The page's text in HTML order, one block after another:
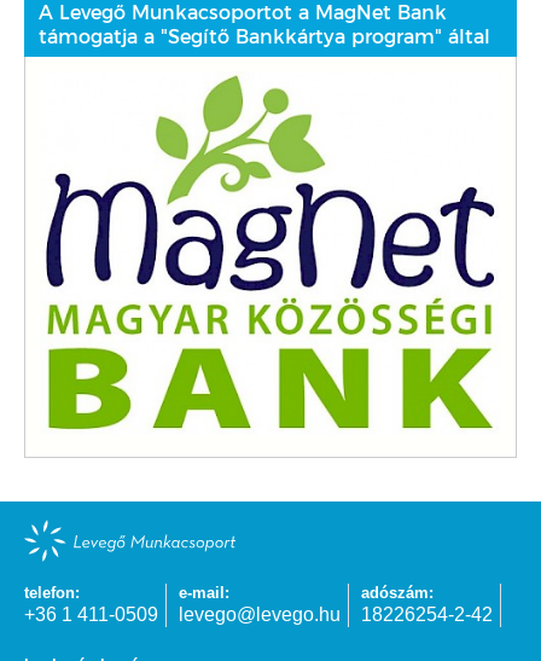
A Levegő Munkacsoportot a MagNet Bank
támogatja a "Segítő Bankkártya program" által
telefon:
+36 1 411-0509
e-mail:
levego@levego.hu
adószám:
18226254-2-42